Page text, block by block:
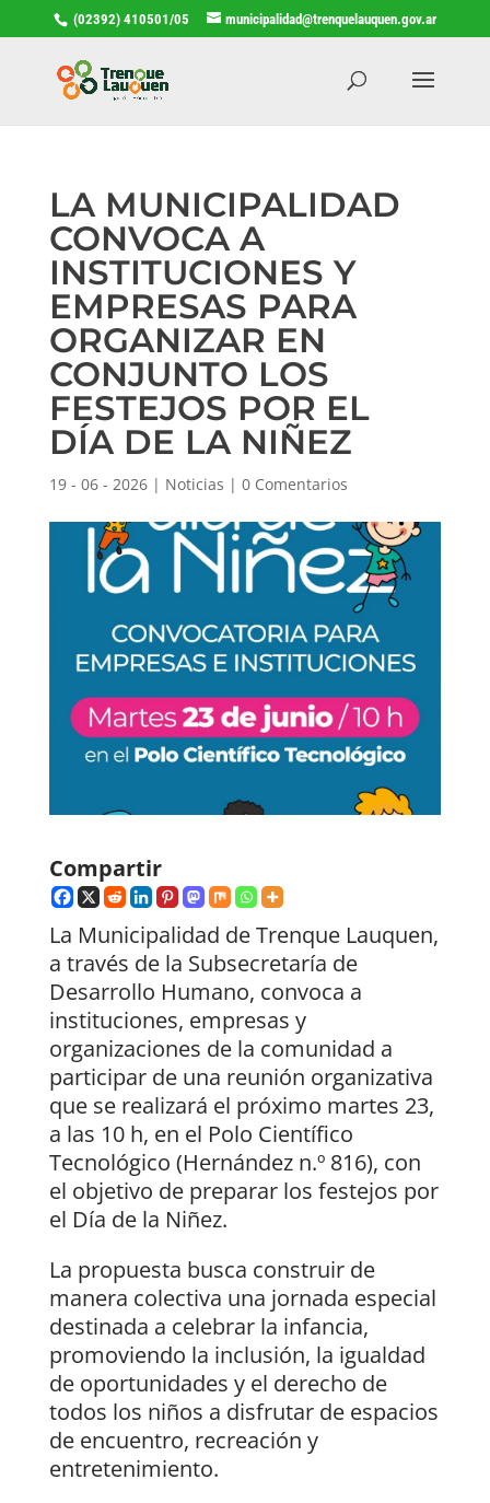
(02392) 410501/05 municipalidad@trenquelauquen.gov.ar
LA MUNICIPALIDAD
CONVOCA A
INSTITUCIONES Y
EMPRESAS PARA
ORGANIZAR EN
CONJUNTO LOS
FESTEJOS POR EL
DÍA DE LA NIÑEZ
19 - 06 - 2026| Noticias | 0 Comentarios
Compartir
La Municipalidad de Trenque Lauquen,
a través de la Subsecretaría de
Desarrollo Humano, convoca a
instituciones, empresas y
organizaciones de la comunidad a
participar de una reunión organizativa
que se realizará el próximo martes 23,
a las 10 h, en el Polo Científico
Tecnológico (Hernández n.º 816), con
el objetivo de preparar los festejos por
el Día de la Niñez.
La propuesta busca construir de
manera colectiva una jornada especial
destinada a celebrar la infancia,
promoviendo la inclusión, la igualdad
de oportunidades y el derecho de
todos los niños a disfrutar de espacios
de encuentro, recreación y
entretenimiento.